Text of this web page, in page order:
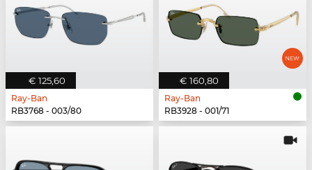
€ 125,60
Ray-Ban
RB3768 - 003/80
€ 160,80
Ray-Ban
RB3928 - 001/71